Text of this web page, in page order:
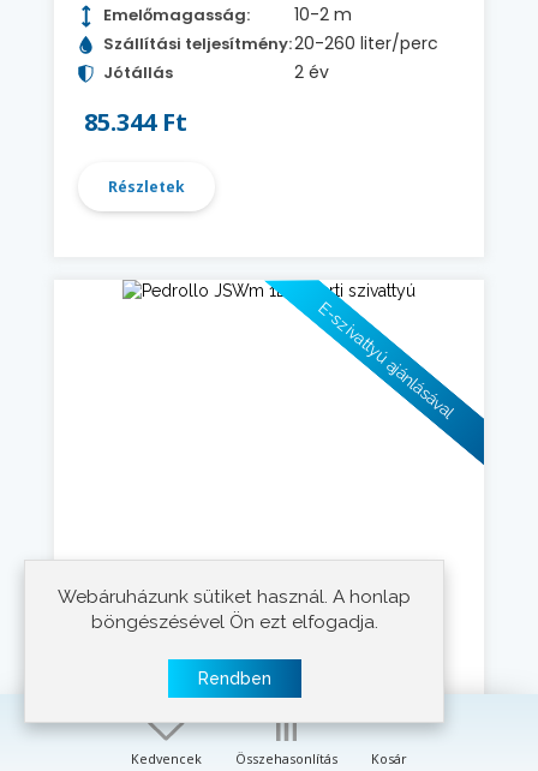
Emelőmagasság: 10-2 m
Szállítási teljesítmény:20-260 liter/perc
Jótállás 2 év
85.344 Ft
Részletek
E-szivattyú ajánlásával
Feszültség: 230 V
Teljesítmény: 500 W
Emelőmagasság:
36-14 m
Kedvencek Összehasonlítás Kosár
Webáruházunk sütiket használ. A honlap
böngészésével Ön ezt elfogadja.
Rendben